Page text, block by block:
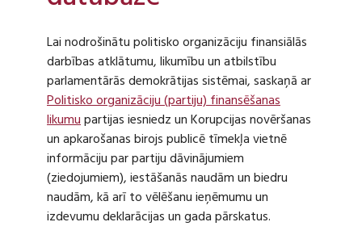
Lai nodrošinātu politisko organizāciju finansiālās
darbības atklātumu, likumību un atbilstību
parlamentārās demokrātijas sistēmai, saskaņā ar
Politisko organizāciju (partiju) finansēšanas
likumupartijas iesniedz un Korupcijas novēršanas
un apkarošanas birojs publicē tīmekļa vietnē
informāciju par partiju dāvinājumiem
(ziedojumiem), iestāšanās naudām un biedru
naudām, kā arī to vēlēšanu ieņēmumu un
izdevumu deklarācijas un gada pārskatus.